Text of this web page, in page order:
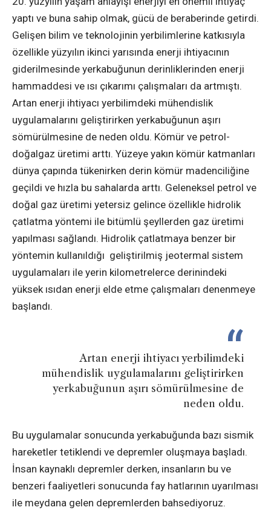
yaptı ve buna sahip olmak, gücü de beraberinde getirdi.
Gelişen bilim ve teknolojinin yerbilimlerine katkısıyla
özellikle yüzyılın ikinci yarısında enerji ihtiyacının
giderilmesinde yerkabuğunun derinliklerinden enerji
hammaddesi ve ısı çıkarımı çalışmaları da artmıştı.
Artan enerji ihtiyacı yerbilimdeki mühendislik
uygulamalarını geliştirirken yerkabuğunun aşırı
sömürülmesine de neden oldu. Kömür ve petrol-
doğalgaz üretimi arttı. Yüzeye yakın kömür katmanları
dünya çapında tükenirken derin kömür madenciliğine
geçildi ve hızla bu sahalarda arttı. Geleneksel petrol ve
doğal gaz üretimi yetersiz gelince özellikle hidrolik
çatlatma yöntemi ile bitümlü şeyllerden gaz üretimi
yapılması sağlandı. Hidrolik çatlatmaya benzer bir
yöntemin kullanıldığı geliştirilmiş jeotermal sistem
uygulamaları ile yerin kilometrelerce derinindeki
yüksek ısıdan enerji elde etme çalışmaları denenmeye
başlandı.
Artan enerji ihtiyacı yerbilimdeki
mühendislik uygulamalarını geliştirirken
yerkabuğunun aşırı sömürülmesine de
neden oldu.
Bu uygulamalar sonucunda yerkabuğunda bazı sismik
hareketler tetiklendi ve depremler oluşmaya başladı.
İnsan kaynaklı depremler derken, insanların bu ve
benzeri faaliyetleri sonucunda fay hatlarının uyarılması
ile meydana gelen depremlerden bahsediyoruz.